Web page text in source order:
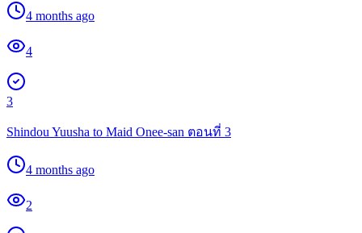
4 months ago
4
3
Shindou Yuusha to Maid Onee-san ตอนที่ 3
4 months ago
2